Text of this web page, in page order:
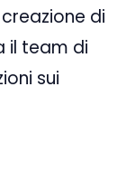
di
il team di
sui